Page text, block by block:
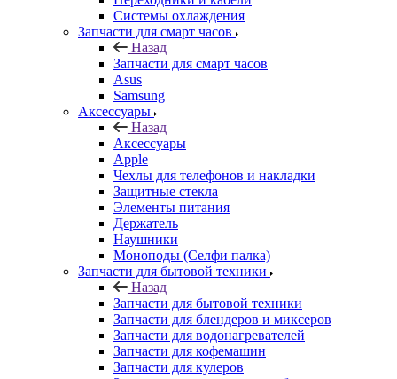
Системы охлаждения
Запчасти для смарт часов
Назад
Запчасти для смарт часов
Asus
Samsung
Аксессуары
Назад
Аксессуары
Apple
Чехлы для телефонов и накладки
Защитные стекла
Элементы питания
Держатель
Наушники
Моноподы (Селфи палка)
Запчасти для бытовой техники
Назад
Запчасти для бытовой техники
Запчасти для блендеров и миксеров
Запчасти для водонагревателей
Запчасти для кофемашин
Запчасти для кулеров